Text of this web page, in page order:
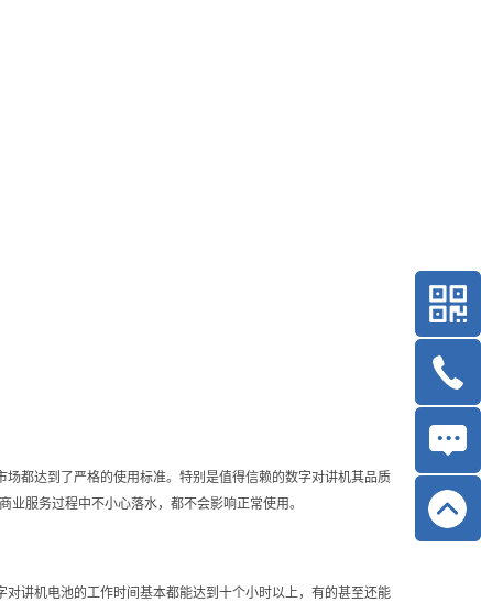
都达到了严格的使用标准。特别是值得信赖的数字对讲机其品质
服务过程中不小心落水，都不会影响正常使用。
讲机电池的工作时间基本都能达到十个小时以上，有的甚至还能